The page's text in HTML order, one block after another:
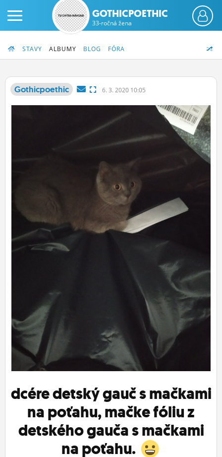
PRIHLÁS SA
ĽUDIA
MÔJ PROFIL
ROLETA
GOTHICPOETHIC
33-ročná žena
STAVY ALBUMY BLOG FÓRA
Gothicpoethic 6. 3. 2020 10:05
dcére detský gauč s mačkami
na poťahu, mačke fóliu z
detského gauča s mačkami
na poťahu.